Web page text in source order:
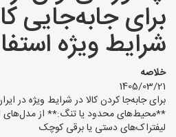
برای جابه‌جایی
شرایط ویژه
خلاصه
1405/03/21
**محیط‌های محدود یا تنگ:** از مدل‌های
لیفتراک‌های دستی یا برقی کوچک